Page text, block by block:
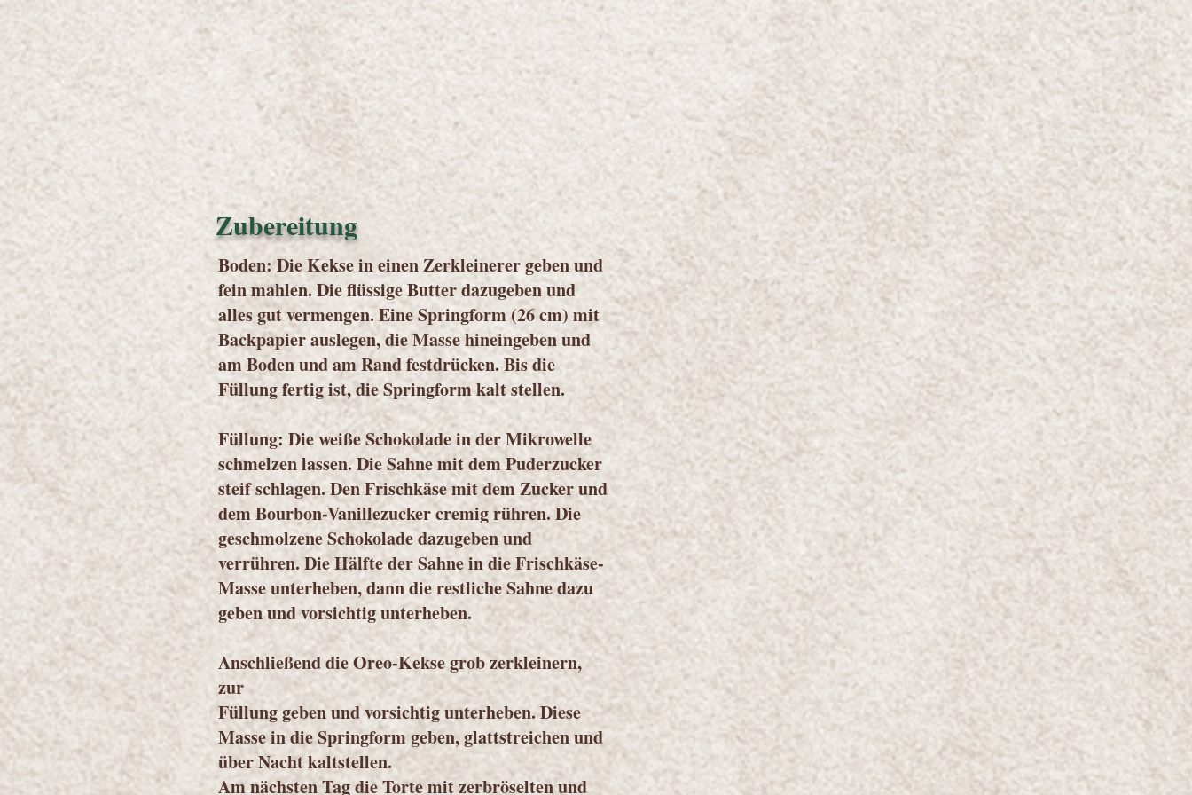
Zubereitung
Boden: Die Kekse in einen Zerkleinerer geben und
fein mahlen. Die flüssige Butter dazugeben und
alles gut vermengen. Eine Springform (26 cm) mit
Backpapier auslegen, die Masse hineingeben und
am Boden und am Rand festdrücken. Bis die
Füllung fertig ist, die Springform kalt stellen.
Füllung: Die weiße Schokolade in der Mikrowelle
schmelzen lassen. Die Sahne mit dem Puderzucker
steif schlagen. Den Frischkäse mit dem Zucker und
dem Bourbon-Vanillezucker cremig rühren. Die
geschmolzene Schokolade dazugeben und
verrühren. Die Hälfte der Sahne in die Frischkäse-
Masse unterheben, dann die restliche Sahne dazu
geben und vorsichtig unterheben.
Anschließend die Oreo-Kekse grob zerkleinern,
zur
Füllung geben und vorsichtig unterheben. Diese
Masse in die Springform geben, glattstreichen und
über Nacht kaltstellen.
Am nächsten Tag die Torte mit zerbröselten und